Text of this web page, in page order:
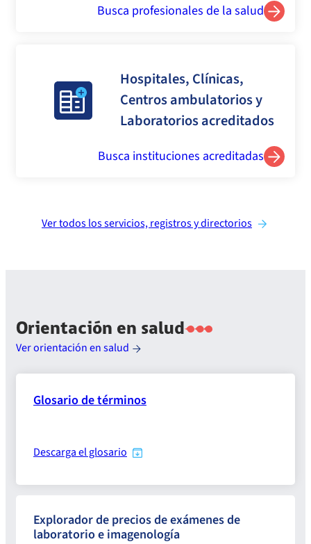
Busca profesionales de la salud
Hospitales, Clínicas,
Centros ambulatorios y
Laboratorios acreditados
Busca instituciones acreditadas
Ver todos los servicios, registros y directorios
Orientación en salud
Ver orientación en salud
Glosario de términos
Descarga el glosario
Explorador de precios de exámenes de
laboratorio e imagenología